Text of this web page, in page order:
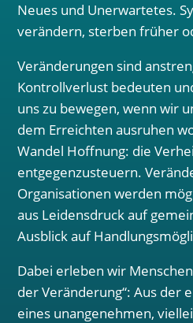
Neues und Unerwartetes.
verändern, sterben früher
Veränderungen sind
Kontrollverlust bedeuten
uns zu bewegen, wenn wir
dem Erreichten ausruhen
Wandel Hoffnung: die
entgegenzusteuern.
Organisationen werden
aus Leidensdruck auf
Ausblick auf
Dabei erleben wir
der Veränderung“: Aus der
eines unangenehmen,